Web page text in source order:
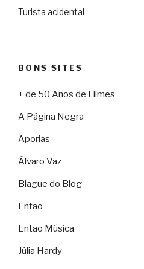
Turista acidental
BONS SITES
+ de 50 Anos de Filmes
A Página Negra
Aporias
Álvaro Vaz
Blague do Blog
Então
Então Música
Júlia Hardy